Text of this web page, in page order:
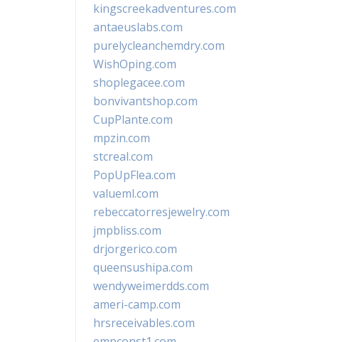
kingscreekadventures.com
antaeuslabs.com
purelycleanchemdry.com
WishOping.com
shoplegacee.com
bonvivantshop.com
CupPlante.com
mpzin.com
stcreal.com
PopUpFlea.com
valueml.com
rebeccatorresjewelry.com
jmpbliss.com
drjorgerico.com
queensushipa.com
wendyweimerdds.com
ameri-camp.com
hrsreceivables.com